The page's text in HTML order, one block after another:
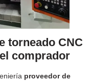
torneado CNC
comprador
proveedor de